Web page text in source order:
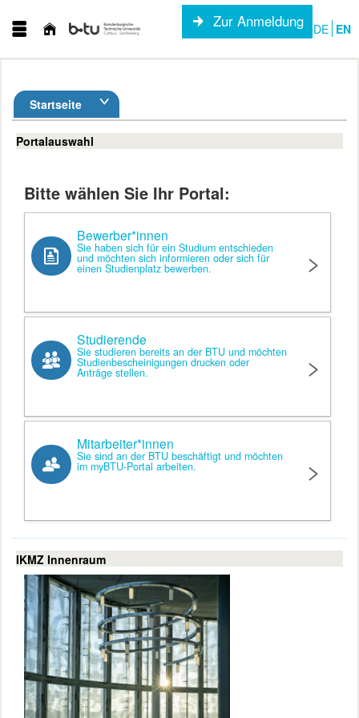
Zur Anmeldung DE EN
Startseite
Portalauswahl
Bitte wählen Sie Ihr Portal:
Bewerber*innen
Sie haben sich für ein Studium entschieden
und möchten sich informieren oder sich für
einen Studienplatz bewerben.
Studierende
Sie studieren bereits an der BTU und möchten
Studienbescheinigungen drucken oder
Anträge stellen.
Mitarbeiter*innen
Sie sind an der BTU beschäftigt und möchten
im myBTU-Portal arbeiten.
IKMZ Innenraum